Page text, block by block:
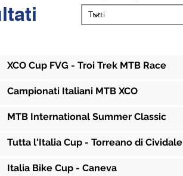
XCO Cup FVG - Troi Trek MTB Race
Campionati Italiani MTB XCO
MTB International Summer Classic
Tutta l'Italia Cup - Torreano di Cividale
Italia Bike Cup - Caneva